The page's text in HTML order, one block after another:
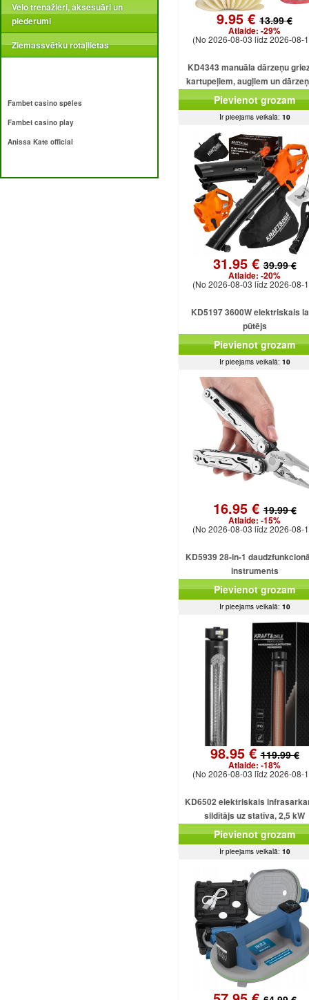
Velo trenažieri, aksesuāri un
piederumi
Ziemassvētku rotaļlietas
Fambet casino spēles
Fambet casino play
Anissa Kate official
9.95 € 13.99 €
Atlaide: -29%
(No 2026-08-03 līdz 2026-08-
KD4343 manuāla dārzeņu
kartupeļiem, augļiem un
Pievienot grozam
Ir pieejams veikalā: 10
31.95 €39.99 €
Atlaide: -20%
(No 2026-08-03 līdz 2026-08-
KD5197 3600W elektriskais
pūtējs
Pievienot grozam
Ir pieejams veikalā: 10
16.95 €19.99 €
Atlaide: -15%
(No 2026-08-03 līdz 2026-08-
KD5939 28-in-1
instruments
Pievienot grozam
Ir pieejams veikalā: 10
98.95 €119.99 €
Atlaide: -18%
(No 2026-08-03 līdz 2026-08-
KD6502 elektriskais
sildītājs uz statīva, 2,5 kW
Pievienot grozam
Ir pieejams veikalā: 10